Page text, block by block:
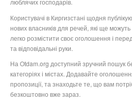
Користувачі в Киргизстані щодня
нових власників для речей, які ще
легко розмістити своє оголошення і
та відповідальні руки.
На Otdam.org доступний зручний пошук
категоріях і містах. Додавайте
пропозиції, та знаходьте те, що вам
безкоштовно вже зараз.